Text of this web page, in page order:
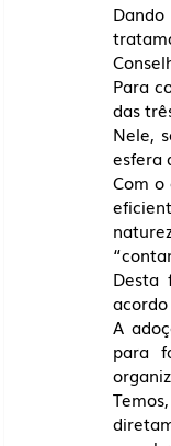
Para
das
Nele,
esfera
Com o
Desta
A
para